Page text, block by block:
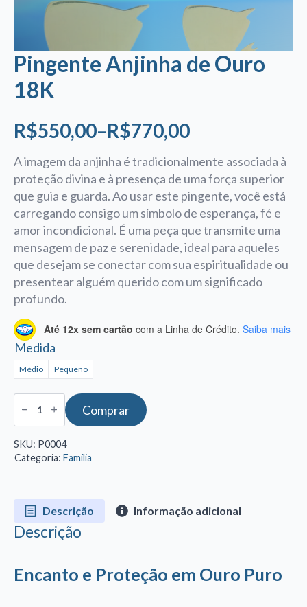
Pingente Anjinha de Ouro
18K
R$550,00–R$770,00
Faixa
de
preço:
R$550,00
através
R$770,00
A imagem da anjinha é tradicionalmente associada à
proteção divina e à presença de uma força superior
que guia e guarda. Ao usar este pingente, você está
carregando consigo um símbolo de esperança, fé e
amor incondicional. É uma peça que transmite uma
mensagem de paz e serenidade, ideal para aqueles
que desejam se conectar com sua espiritualidade ou
presentear alguém querido com um significado
profundo.
Até 12x sem cartão com a Linha de Crédito. Saiba mais
Medida
Médio Pequeno
Pingente
Anjinha
de
18K
quantidade
Comprar
SKU: P0004
Categoria: Família
Descrição Informação adicional
Descrição
Encanto e Proteção em Ouro Puro